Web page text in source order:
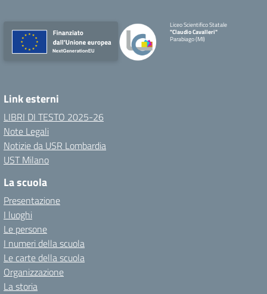
Liceo Scientifico Statale
"Claudio Cavalleri"
Parabiago (MI)
Link esterni
LIBRI DI TESTO 2025-26
Note Legali
Notizie da USR Lombardia
UST Milano
La scuola
Presentazione
I luoghi
Le persone
I numeri della scuola
Le carte della scuola
Organizzazione
La storia